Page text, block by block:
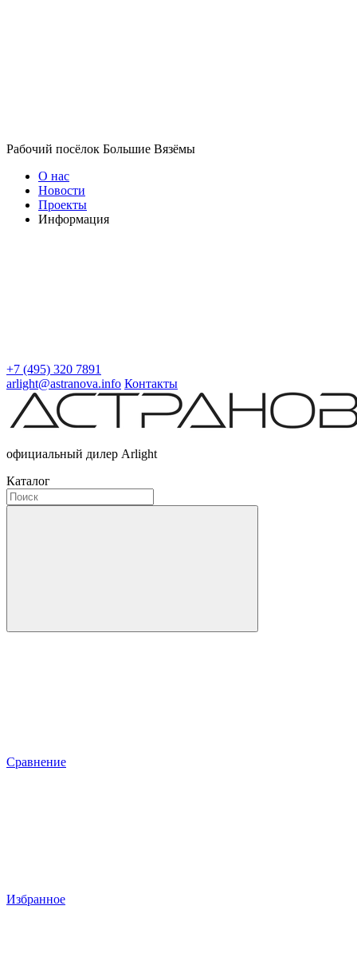
Рабочий посёлок Большие Вязёмы
О нас
Новости
Проекты
Информация
+7 (495) 320 7891
arlight@astranova.info Контакты
официальный дилер Arlight
Каталог
Сравнение
Избранное